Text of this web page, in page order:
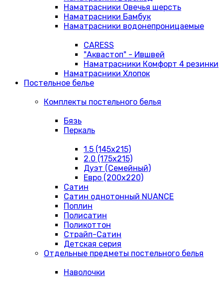
Наматрасники Овечья шерсть
Наматрасники Бамбук
Наматрасники водонепроницаемые
CARESS
"Аквастоп" - Ившвей
Наматрасники Комфорт 4 резинки
Наматрасники Хлопок
Постельное белье
Комплекты постельного белья
Бязь
Перкаль
1.5 (145х215)
2.0 (175х215)
Дуэт (Семейный)
Евро (200х220)
Сатин
Сатин однотонный NUANCE
Поплин
Полисатин
Поликоттон
Страйп-Сатин
Детская серия
Отдельные предметы постельного белья
Наволочки